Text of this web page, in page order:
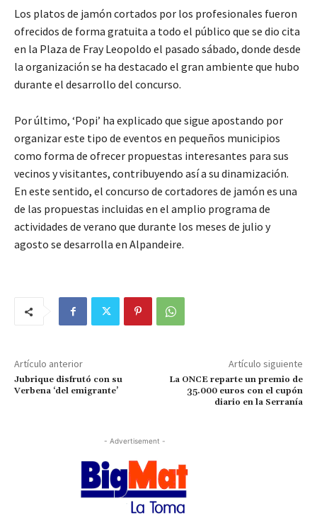
Los platos de jamón cortados por los profesionales fueron
ofrecidos de forma gratuita a todo el público que se dio cita
en la Plaza de Fray Leopoldo el pasado sábado, donde desde
la organización se ha destacado el gran ambiente que hubo
durante el desarrollo del concurso.
Por último, ‘Popi’ ha explicado que sigue apostando por
organizar este tipo de eventos en pequeños municipios
como forma de ofrecer propuestas interesantes para sus
vecinos y visitantes, contribuyendo así a su dinamización.
En este sentido, el concurso de cortadores de jamón es una
de las propuestas incluidas en el amplio programa de
actividades de verano que durante los meses de julio y
agosto se desarrolla en Alpandeire.
Artículo anterior
Jubrique disfrutó con su
Verbena ‘del emigrante’
Artículo siguiente
La ONCE reparte un premio de
35.000 euros con el cupón
diario en la Serranía
- Advertisement -